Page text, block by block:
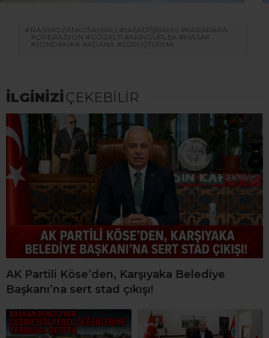
RASIMOZANKÜTAHYALI #YASADIŞIBAHIS #KARAPARA
#OPERASYON #GÖZALTI #AKINGÜRLEK #MASAK
#SONDAKIKA #ADANA #SORUŞTURMA
İLGİNİZİÇEKEBİLİR
AK Partili Köse’den, Karşıyaka Belediye
Başkanı’na sert stad çıkışı!